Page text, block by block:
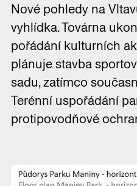
Nové pohledy na
vyhlídka. Továrna
pořádání kulturních
plánuje stavba
sadu, zatímco
Terénní uspořádání
protipovodňové